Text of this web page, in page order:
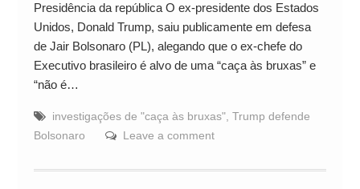
Presidência da república O ex-presidente dos Estados
Unidos, Donald Trump, saiu publicamente em defesa
de Jair Bolsonaro (PL), alegando que o ex-chefe do
Executivo brasileiro é alvo de uma “caça às bruxas” e
“não é…
investigações de "caça às bruxas", Trump defende
Bolsonaro
Leave a comment